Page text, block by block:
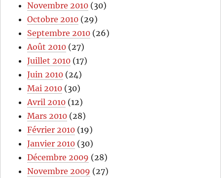
Novembre 2010 (30)
Octobre 2010 (29)
Septembre 2010 (26)
Août 2010 (27)
Juillet 2010 (17)
Juin 2010 (24)
Mai 2010 (30)
Avril 2010 (12)
Mars 2010 (28)
Février 2010 (19)
Janvier 2010 (30)
Décembre 2009 (28)
Novembre 2009 (27)